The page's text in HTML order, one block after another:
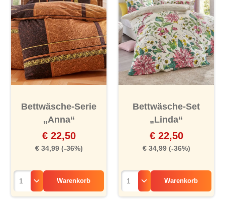
Bettwäsche-Serie
„Anna“
€ 22,50
€ 34,99(-36%)
Warenkorb
Bettwäsche-Set
„Linda“
€ 22,50
€ 34,99(-36%)
Warenkorb